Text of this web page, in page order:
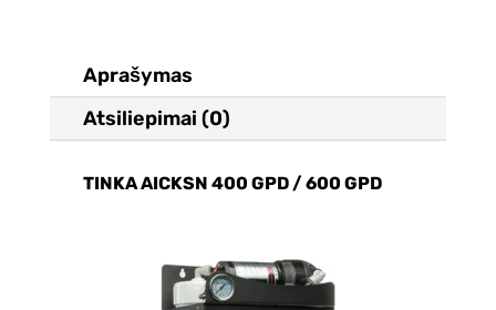
Aprašymas
Atsiliepimai (0)
TINKA AICKSN 400 GPD / 600 GPD